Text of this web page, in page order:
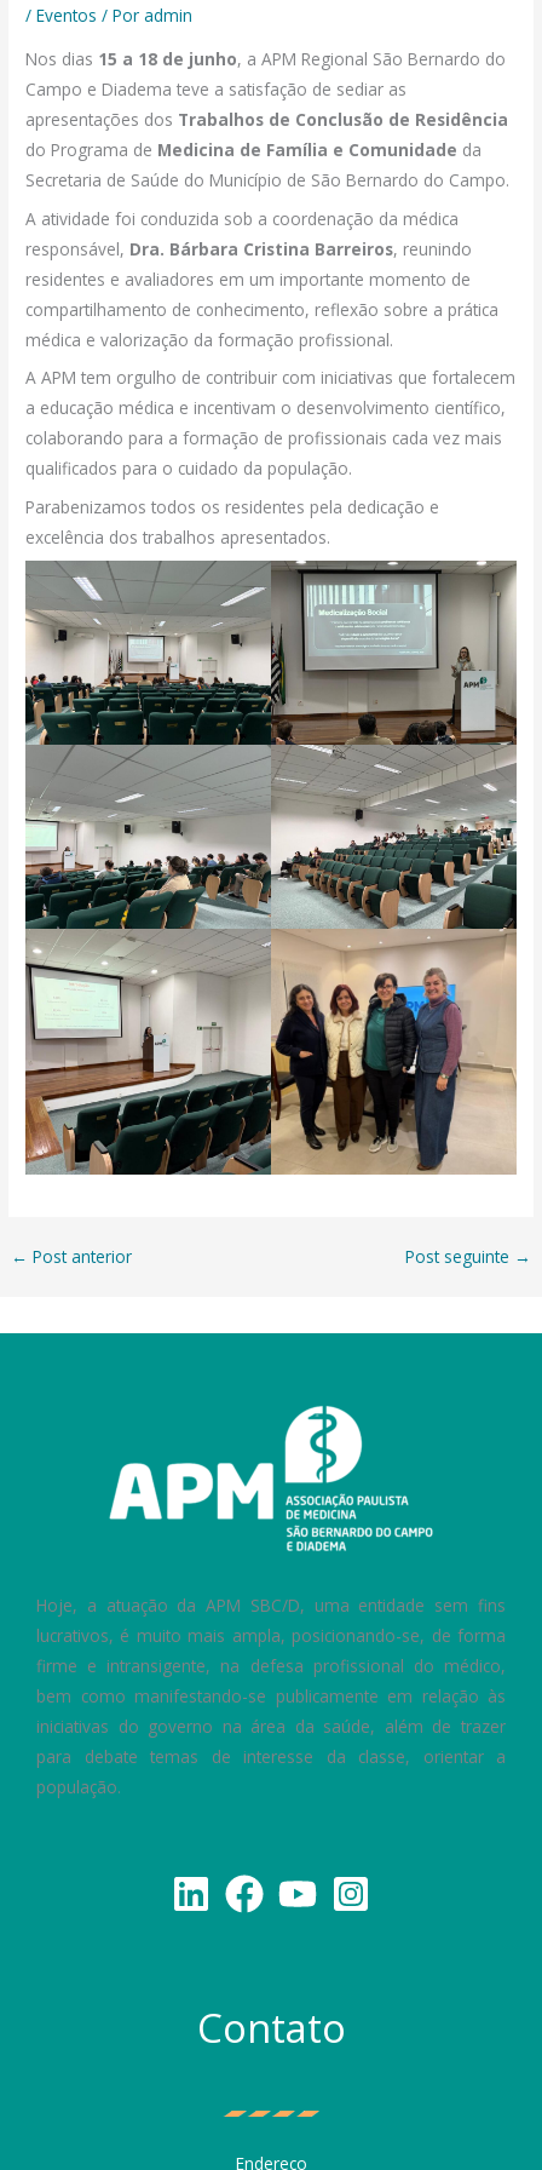
/Eventos / Poradmin
Nos dias 15 a 18 de junho, a APM Regional São Bernardo do
Campo e Diadema teve a satisfação de sediar as
apresentações dos Trabalhos de Conclusão de Residência
do Programa de Medicina de Família e Comunidade da
Secretaria de Saúde do Município de São Bernardo do Campo.
A atividade foi conduzida sob a coordenação da médica
responsável, Dra. Bárbara Cristina Barreiros, reunindo
residentes e avaliadores em um importante momento de
compartilhamento de conhecimento, reflexão sobre a prática
médica e valorização da formação profissional.
A APM tem orgulho de contribuir com iniciativas que fortalecem
a educação médica e incentivam o desenvolvimento científico,
colaborando para a formação de profissionais cada vez mais
qualificados para o cuidado da população.
Parabenizamos todos os residentes pela dedicação e
excelência dos trabalhos apresentados.
← Post anterior Post seguinte →
Hoje, a atuação da APM SBC/D, uma entidade sem fins
lucrativos, é muito mais ampla, posicionando-se, de forma
firme e intransigente, na defesa profissional do médico,
bem como manifestando-se publicamente em relação às
iniciativas do governo na área da saúde, além de trazer
para debate temas de interesse da classe, orientar a
população.
Contato
Endereço